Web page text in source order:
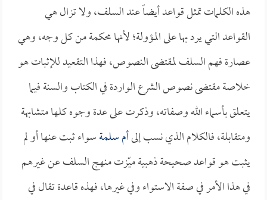
هذه الكلمات تمثل قواعد أيضاً عند السلف، ولا تزال هي
القواعد التي يرد بها على المؤولة؛ لأنها محكمة من كل وجه، وهي
عصارة فهم السلف لمقتضى النصوص، فهذا التقعيد للإثبات هو
خلاصة مقتضى نصوص الشرع الواردة في الكتاب والسنة فيما
يتعلق بأسماء الله وصفاته، وذكرت على عدة وجوه كلها متشابهة
ومتقابلة، فالكلام الذي نسب إلىأم سلمةسواء ثبت عنها أو لم
يثبت هو قواعد صحيحة ذهبية ميّزت منهج السلف عن غيرهم
في هذا الأمر في صفة الاستواء وفي غيرها، فهذه قاعدة تقال في